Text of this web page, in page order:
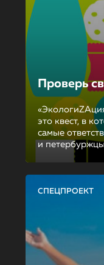
Проверь
это квест, в
самые
и
СПЕЦПРОЕКТ